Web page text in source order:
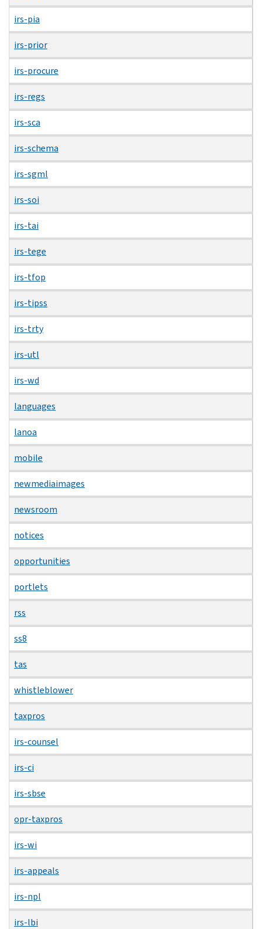
irs-pia
irs-prior
irs-procure
irs-regs
irs-sca
irs-schema
irs-sgml
irs-soi
irs-tai
irs-tege
irs-tfop
irs-tipss
irs-trty
irs-utl
irs-wd
languages
lanoa
mobile
newmediaimages
newsroom
notices
opportunities
portlets
rss
ss8
tas
whistleblower
taxpros
irs-counsel
irs-ci
irs-sbse
opr-taxpros
irs-wi
irs-appeals
irs-npl
irs-lbi